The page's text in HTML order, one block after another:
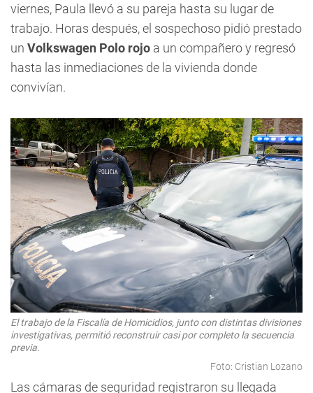
viernes, Paula llevó a su pareja hasta su lugar de
trabajo. Horas después, el sospechoso pidió prestado
un Volkswagen Polo rojo a un compañero y regresó
hasta las inmediaciones de la vivienda donde
convivían.
El trabajo de la Fiscalía de Homicidios, junto con distintas divisiones
investigativas, permitió reconstruir casi por completo la secuencia
previa.
Foto: Cristian Lozano
Las cámaras de seguridad registraron su llegada